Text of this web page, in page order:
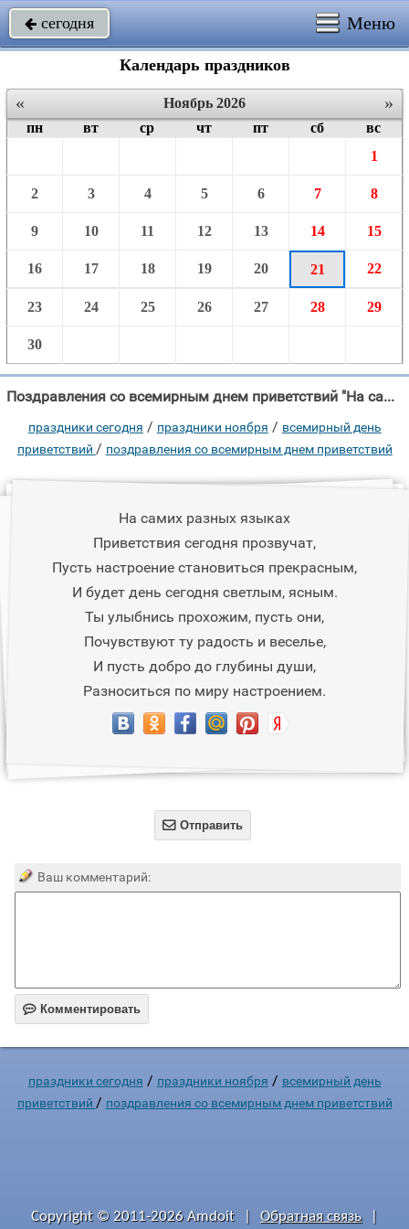
 сегодня Меню
Календарь праздников
« »
Ноябрь 2026
пн
вт ср чт пт сб
вс
1
2 3 4 5 6 7 8
9 10 11 12 13 14 15
16 17 18 19 20 21 22
23 24 25 26 27 28 29
30
Поздравления со всемирным днем приветствий "На самих разных языках Приветствия сегодня прозвучат, Пусть настроение"
праздники сегодня / праздники ноября / всемирный день
приветствий / поздравления со всемирным днем приветствий
На самих разных языках
Приветствия сегодня прозвучат,
Пусть настроение становиться прекрасным,
И будет день сегодня светлым, ясным.
Ты улыбнись прохожим, пусть они,
Почувствуют ту радость и веселье,
И пусть добро до глубины души,
Разноситься по миру настроением.
 Отправить
Ваш комментарий:
 Комментировать
праздники сегодня / праздники ноября / всемирный день
приветствий / поздравления со всемирным днем приветствий
Copyright © 2011-2026 Amdoit Обратная связь